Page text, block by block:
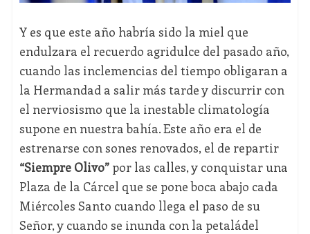
Y es que este año habría sido la miel que
endulzara el recuerdo agridulce del pasado año,
cuando las inclemencias del tiempo obligaran a
la Hermandad a salir más tarde y discurrir con
el nerviosismo que la inestable climatología
supone en nuestra bahía. Este año era el de
estrenarse con sones renovados, el de repartir
“Siempre Olivo”por las calles, y conquistar una
Plaza de la Cárcel que se pone boca abajo cada
Miércoles Santo cuando llega el paso de su
Señor, y cuando se inunda con la petaládel